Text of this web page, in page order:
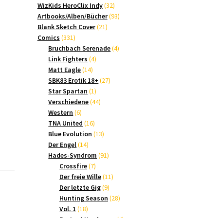
Produkte
WizKids HeroClix Indy 3232
Produkte
Artbooks/Alben/Bücher 9393
Blank Sketch Cover 2121
Comics 331331
Produkte
Bruchbach Serenade 44
Link Fighters 44
Matt Eagle 1414
Produkte
SBK83 Erotik 18+ 2727
Star Spartan 11
Produkt
Verschiedene 4444
Western 66
Produkte
TNA United 1616
Produkte
Blue Evolution 1313
Der Engel 1414
Produkte
Hades-Syndrom 9191
Crossfire 77
Produkte
Der freie Wille 1111
Der letzte Gig 99
Produkte
Hunting Season 2828
Vol. 1 1818